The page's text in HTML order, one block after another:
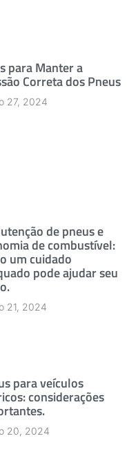
para Manter a
Correta dos Pneus
27, 2024
de pneus e
de combustível:
um cuidado
pode ajudar seu
21, 2024
para veículos
considerações
20, 2024